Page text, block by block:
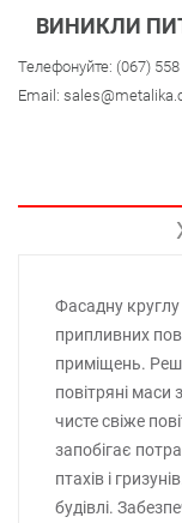
ВИНИКЛИ
Телефонуйте: (067)
Email:
Фасадну
припливних
приміщень.
повітряні маси
чисте свіже
запобігає
птахів і
будівлі.